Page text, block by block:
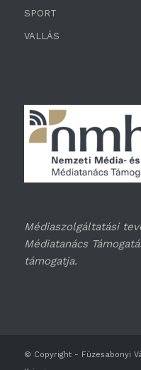
SPORT
VALLÁS
Médiaszolgáltatási
Médiatanács
támogatja.
© Copyright - Füzesabonyi